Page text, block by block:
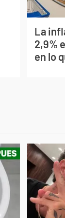
La
2,9%
en lo